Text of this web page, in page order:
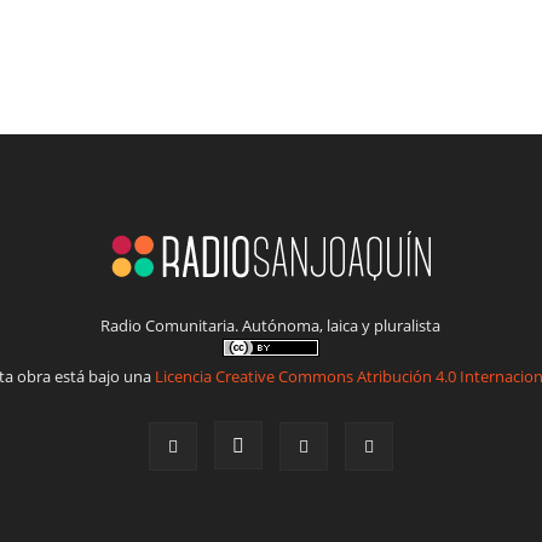
Radio Comunitaria. Autónoma, laica y pluralista
obra está bajo una Licencia Creative Commons Atribución 4.0